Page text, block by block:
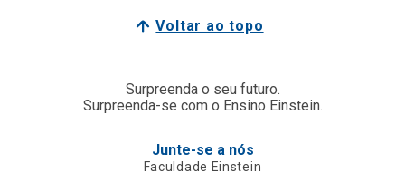
Voltar ao topo
Surpreenda o seu futuro.
Surpreenda-se com o Ensino Einstein.
Junte-se a nós
Faculdade Einstein